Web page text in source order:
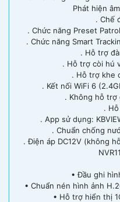
Phát hiện
. Chế
. Chức năng Preset
. Chức năng Smart
. Hỗ trợ
. Hỗ trợ còi hú
. Hỗ trợ khe
. Kết nối WiFi 6
. Không hỗ trợ
.
. App sử dụng:
. Chuẩn chống
. Điện áp DC12V (không
• Đầu ghi
• Chuẩn nén hình ảnh
• Hỗ trợ hiển thị